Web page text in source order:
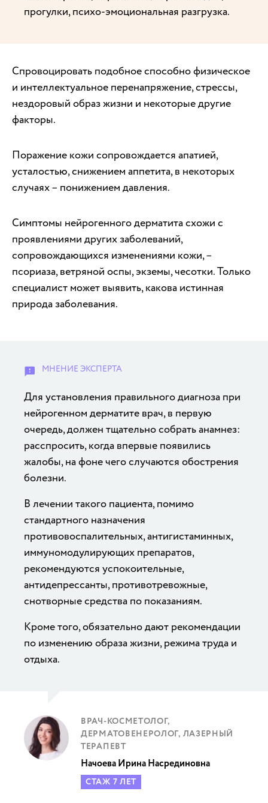
прогулки, психо-эмоциональная разгрузка.
Спровоцировать подобное способно физическое
и интеллектуальное перенапряжение, стрессы,
нездоровый образ жизни и некоторые другие
факторы.
Поражение кожи сопровождается апатией,
усталостью, снижением аппетита, в некоторых
случаях – понижением давления.
Симптомы нейрогенного дерматита схожи с
проявлениями других заболеваний,
сопровождающихся изменениями кожи, –
псориаза, ветряной оспы, экземы, чесотки. Только
специалист может выявить, какова истинная
природа заболевания.
Для установления правильного диагноза при
нейрогенном дерматите врач, в первую
очередь, должен тщательно собрать анамнез:
расспросить, когда впервые появились
жалобы, на фоне чего случаются обострения
болезни.
В лечении такого пациента, помимо
стандартного назначения
противовоспалительных, антигистаминных,
иммуномодулирующих препаратов,
рекомендуются успокоительные,
антидепрессанты, противотревожные,
снотворные средства по показаниям.
Кроме того, обязательно дают рекомендации
по изменению образа жизни, режима труда и
отдыха.
ВРАЧ-КОСМЕТОЛОГ,
ДЕРМАТОВЕНЕРОЛОГ, ЛАЗЕРНЫЙ
ТЕРАПЕВТ
Начоева Ирина Насрединовна
СТАЖ 7 ЛЕТ